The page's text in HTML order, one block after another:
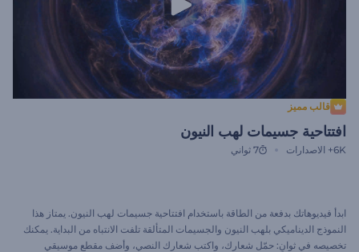
قالب مميز
افتتاحية جسيمات لهب النيون
6K+ الاصدارات 7 ثواني
ابدأ فيديوهاتك بدفعة من الطاقة باستخدام افتتاحية جسيمات لهب النيون. يمتاز هذا
النموذج الديناميكي بلهب النيون والجسيمات المتألقة تلفت الانتباه من البداية. يمكنك
تخصيصه في ثوانِ: حمّل شعارك، واكتب شعارك النصي، وأضف مقطع موسيقي